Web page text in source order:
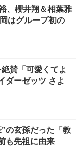
、櫻井翔＆相葉雅
はグループ初の
賛「可愛くてよ
ダーゼッツ さよ
の玄孫だった「教
も先祖に由来